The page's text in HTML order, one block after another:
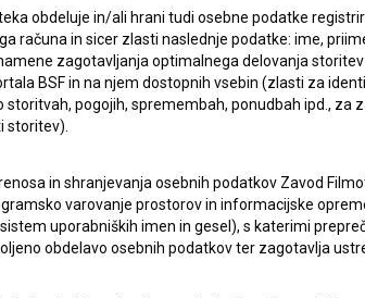
filmaVidrain pogovor z avtorji
Projekcija filmaOva dobra zemlja (Kinodvorana)
slovenskimi podnapisi
obdeluje in/ali hrani tudi osebne podatke
računa in sicer zlasti naslednje podatke: ime,
zagotavljanja optimalnega delovanja
BSF in na njem dostopnih vsebin (zlasti za
storitvah, pogojih, spremembah, ponudbah ipd.,
storitev).
in shranjevanja osebnih podatkov Zavod
varovanje prostorov in informacijske
uporabniških imen in gesel), s katerimi
obdelavo osebnih podatkov ter zagotavlja